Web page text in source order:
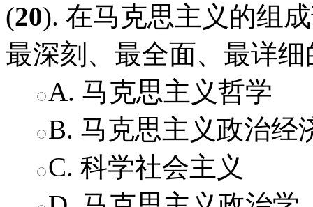
(20). 在马克思主义的组
最深刻、最全面、最详
A. 马克思主义哲学
B. 马克思主义政治经
C. 科学社会主义